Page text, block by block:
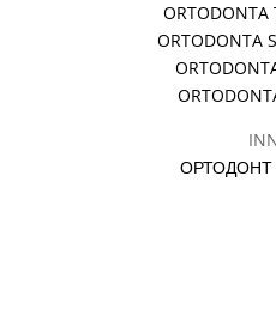
ORTODONTA
ORTODONTA